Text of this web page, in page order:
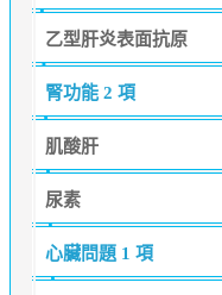
乙型肝炎表面抗原
腎功能 2 項
肌酸肝
尿素
心臟問題 1 項